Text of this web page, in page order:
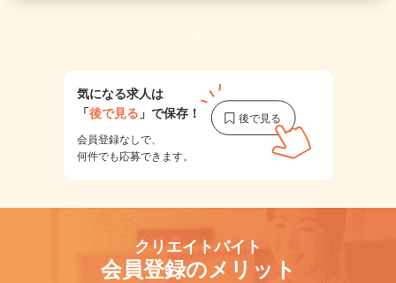
1
気になる求人は
「後で見る 」で保存！
会員登録なしで、
何件でも応募できます。
クリエイトバイト
会員登録のメリット